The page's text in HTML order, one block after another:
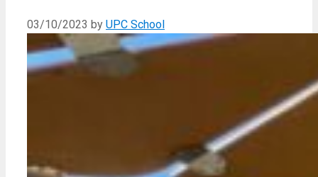
03/10/2023 by UPC School